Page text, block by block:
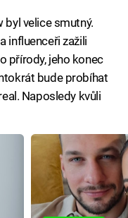
byl velice smutný.
influenceři zažili
přírody, jeho konec
bude probíhat
Naposledy kvůli